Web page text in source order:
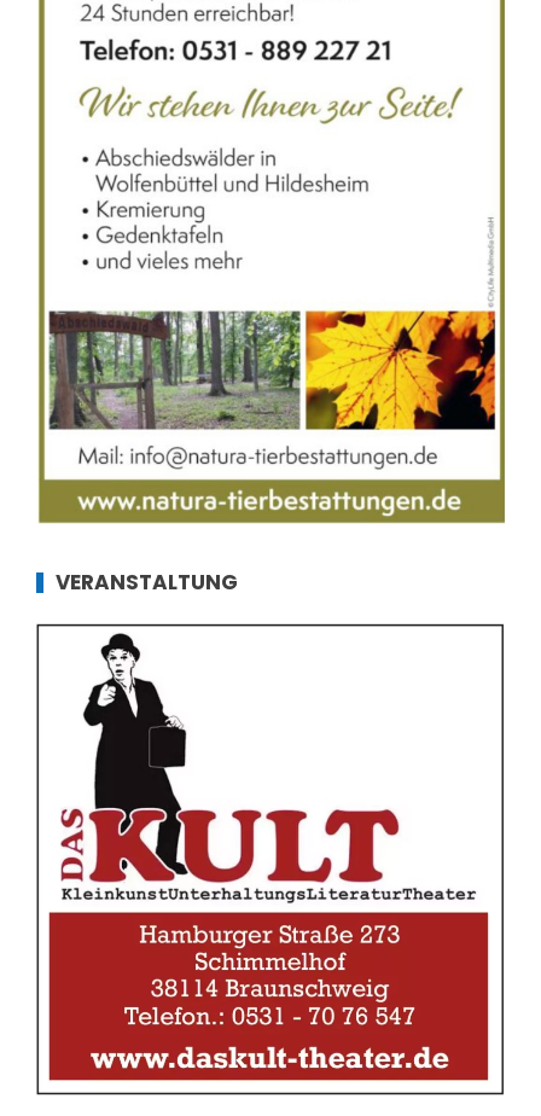
VERANSTALTUNG